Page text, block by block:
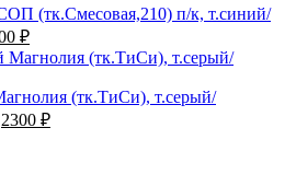
2600 ₽.
(тк.Смесовая,210) п/к, т.синий/
₽.
₽Текущая
цена:
(тк.ТиСи), т.серый/
Первоначальная
2300 ₽Текущая